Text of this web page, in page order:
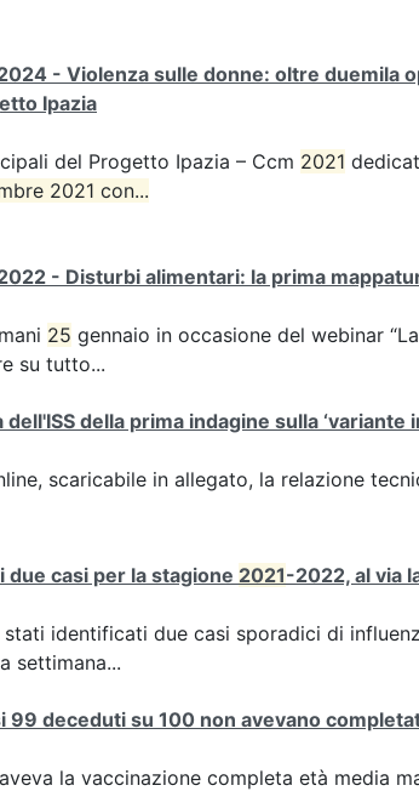
- Violenza sulle donne: oltre duemila
Ipazia
del Progetto Ipazia – Ccm 2021
2021 con...
- Disturbi alimentari: la prima
25 gennaio in occasione del webinar
su tutto...
della prima indagine sulla ‘variante
scaricabile in allegato, la relazione
casi per la stagione 2021-2022, al via
stati identificati due casi sporadici di
settimana...
99 deceduti su 100 non avevano
la vaccinazione completa età media